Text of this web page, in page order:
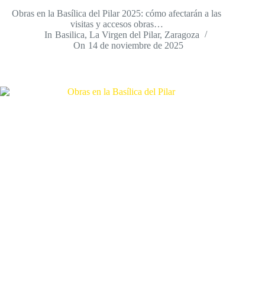
Obras en la Basílica del Pilar 2025: cómo afectarán a las
visitas y accesos obras…
In Basilica, La Virgen del Pilar, Zaragoza
On 14 de noviembre de 2025